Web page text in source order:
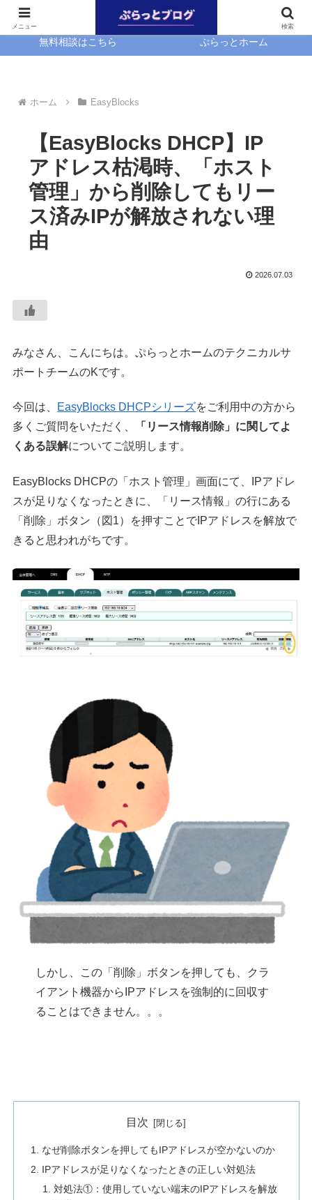
無料相談はこちら ぷらっとホーム
ホーム EasyBlocks
【EasyBlocks DHCP】IP
アドレス枯渇時、「ホスト
管理」から削除してもリー
ス済みIPが解放されない理
由
2026.07.03
みなさん、こんにちは。ぷらっとホームのテクニカルサ
ポートチームのKです。
今回は、 EasyBlocks DHCPシリーズをご利用中の方から
多くご質問をいただく、
「リース情報削除」に関してよ
くある誤解についてご説明します。
EasyBlocks DHCPの「ホスト管理」画面にて、IPアドレ
スが足りなくなったときに、「リース情報」の行にある
「削除」ボタン（図1）を押すことでIPアドレスを解放で
きると思われがちです。
しかし、この「削除」ボタンを押しても、クラ
イアント機器からIPアドレスを強制的に回収す
ることはできません。。。
目次
なぜ削除ボタンを押してもIPアドレスが空かないのか
IPアドレスが足りなくなったときの正しい対処法
対処法①：使用していない端末のIPアドレスを解放
メニュー 検索